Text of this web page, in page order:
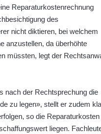
Reparaturkostenrechnung
des
nicht diktieren, bei welchem
anzustellen, da überhöhte
müssten, legt der
nach der Rechtsprechung die
zu legen», stellt er zudem
so die Reparaturkosten
liegen.